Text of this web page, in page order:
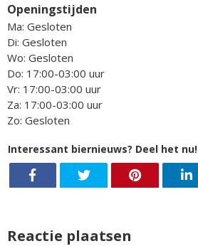
Openingstijden
Ma: Gesloten
Di: Gesloten
Wo: Gesloten
Do: 17:00-03:00 uur
Vr: 17:00-03:00 uur
Za: 17:00-03:00 uur
Zo: Gesloten
Interessant biernieuws? Deel het nu!
Reactie plaatsen